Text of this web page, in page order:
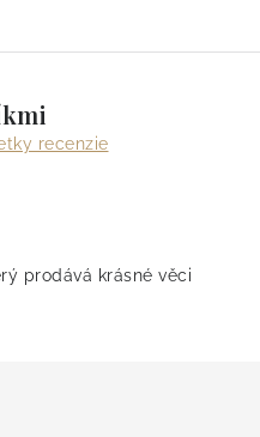
recenzie
prodává krásné věci